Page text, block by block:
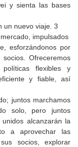
y sienta las bases
impulsados
esforzándonos por
Ofreceremos
políticas flexibles y
y fiable, así
juntos marchamos
solo, pero juntos
alcanzarán la
a aprovechar las
socios, explorar